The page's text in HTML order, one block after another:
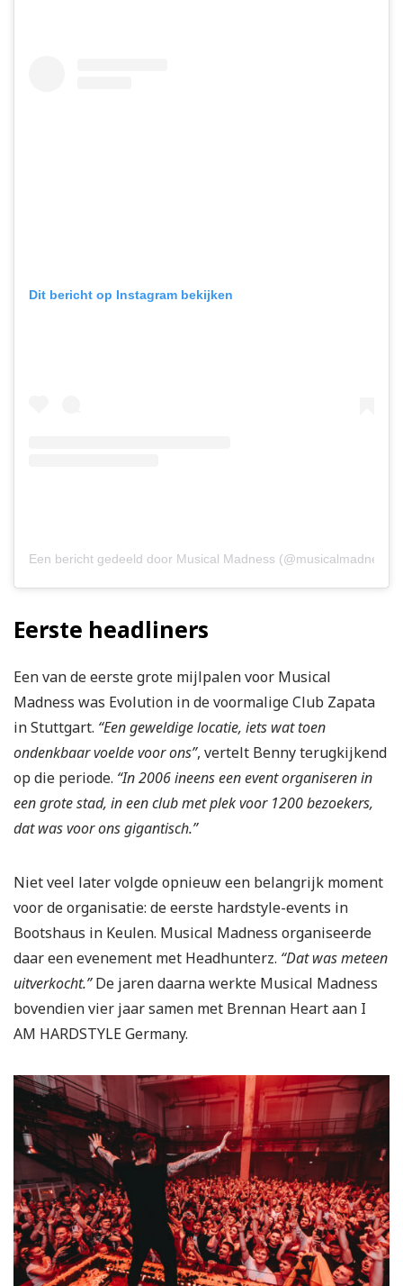
Dit bericht op Instagram bekijken
Een bericht gedeeld door Musical Madness
Eerste headliners
Een van de eerste grote mijlpalen voor Musical
Madness was Evolution in de voormalige Club Zapata
in Stuttgart. “Een geweldige locatie, iets wat toen
ondenkbaar voelde voor ons”, vertelt Benny terugkijkend
op die periode. “In 2006 ineens een event organiseren in
een grote stad, in een club met plek voor 1200 bezoekers,
dat was voor ons gigantisch.”
Niet veel later volgde opnieuw een belangrijk moment
voor de organisatie: de eerste hardstyle-events in
Bootshaus in Keulen. Musical Madness organiseerde
daar een evenement met Headhunterz. “Dat was meteen
uitverkocht.”De jaren daarna werkte Musical Madness
bovendien vier jaar samen met Brennan Heart aan I
AM HARDSTYLE Germany.